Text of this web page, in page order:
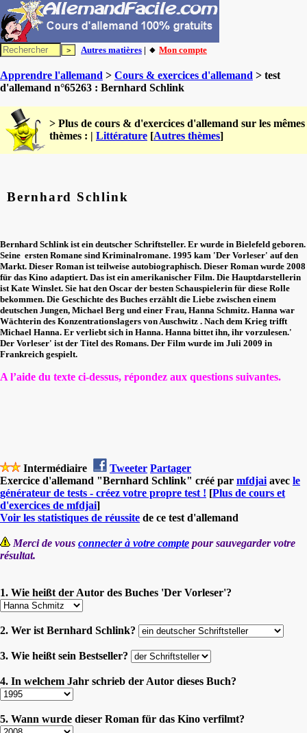
Autres matières | 🔸 Mon compte
Apprendre l'allemand > Cours & exercices d'allemand > test
d'allemand n°65263 : Bernhard Schlink
> Plus de cours & d'exercices d'allemand sur les mêmes
thèmes : | Littérature [Autres thèmes]
Bernhard Schlink
Bernhard Schlink ist ein deutscher Schriftsteller. Er wurde in Bielefeld geboren.
Seine ersten Romane sind Kriminalromane. 1995 kam 'Der Vorleser' auf den
Markt. Dieser Roman ist teilweise autobiographisch. Dieser Roman wurde 2008
für das Kino adaptiert. Das ist ein amerikanischer Film. Die Hauptdarstellerin
ist Kate Winslet. Sie hat den Oscar der besten Schauspielerin für diese Rolle
bekommen. Die Geschichte des Buches erzählt die Liebe zwischen einem
deutschen Jungen, Michael Berg und einer Frau, Hanna Schmitz. Hanna war
Wächterin des Konzentrationslagers von Auschwitz . Nach dem Krieg trifft
Michael Hanna. Er verliebt sich in Hanna. Hanna bittet ihn, ihr vorzulesen.'
Der Vorleser' ist der Titel des Romans. Der Film wurde im Juli 2009 in
Frankreich gespielt.
A l’aide du texte ci-dessus, répondez aux questions suivantes.
Intermédiaire Tweeter Partager
Exercice d'allemand "Bernhard Schlink" créé par mfdjai avec le
générateur de tests - créez votre propre test ! [Plus de cours et
d'exercices de mfdjai]
Voir les statistiques de réussite de ce test d'allemand
Merci de vous connecter à votre compte pour sauvegarder votre
résultat.
1. Wie heißt der Autor des Buches 'Der Vorleser'?
2. Wer ist Bernhard Schlink?
3. Wie heißt sein Bestseller?
4. In welchem Jahr schrieb der Autor dieses Buch?
5. Wann wurde dieser Roman für das Kino verfilmt?